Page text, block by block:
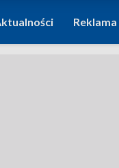
Reklama